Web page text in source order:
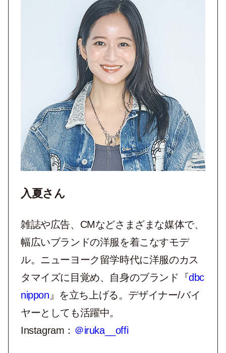
入夏さん
雑誌や広告、CMなどさまざまな媒体で、
幅広いブランドの洋服を着こなすモデ
ル。ニューヨーク留学時代に洋服のカス
タマイズに目覚め、自身のブランド『dbc
nippon 』を立ち上げる。デザイナー/バイ
ヤーとしても活躍中。
Instagram： ＠iruka__offi